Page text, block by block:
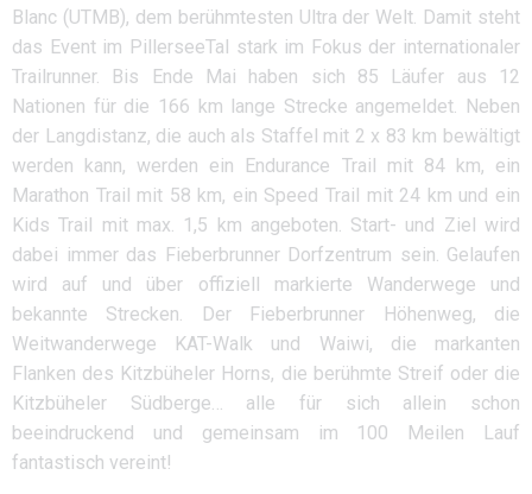
Blanc (UTMB), dem berühmtesten Ultra der Welt. Damit steht
das Event im PillerseeTal stark im Fokus der internationaler
Trailrunner. Bis Ende Mai haben sich 85 Läufer aus 12
Nationen für die 166 km lange Strecke angemeldet. Neben
der Langdistanz, die auch als Staffel mit 2 x 83 km bewältigt
werden kann, werden ein Endurance Trail mit 84 km, ein
Marathon Trail mit 58 km, ein Speed Trail mit 24 km und ein
Kids Trail mit max. 1,5 km angeboten. Start- und Ziel wird
dabei immer das Fieberbrunner Dorfzentrum sein. Gelaufen
wird auf und über offiziell markierte Wanderwege und
bekannte Strecken. Der Fieberbrunner Höhenweg, die
Weitwanderwege KAT-Walk und Waiwi, die markanten
Flanken des Kitzbüheler Horns, die berühmte Streif oder die
Kitzbüheler Südberge… alle für sich allein schon
beeindruckend und gemeinsam im 100 Meilen Lauf
fantastisch vereint!